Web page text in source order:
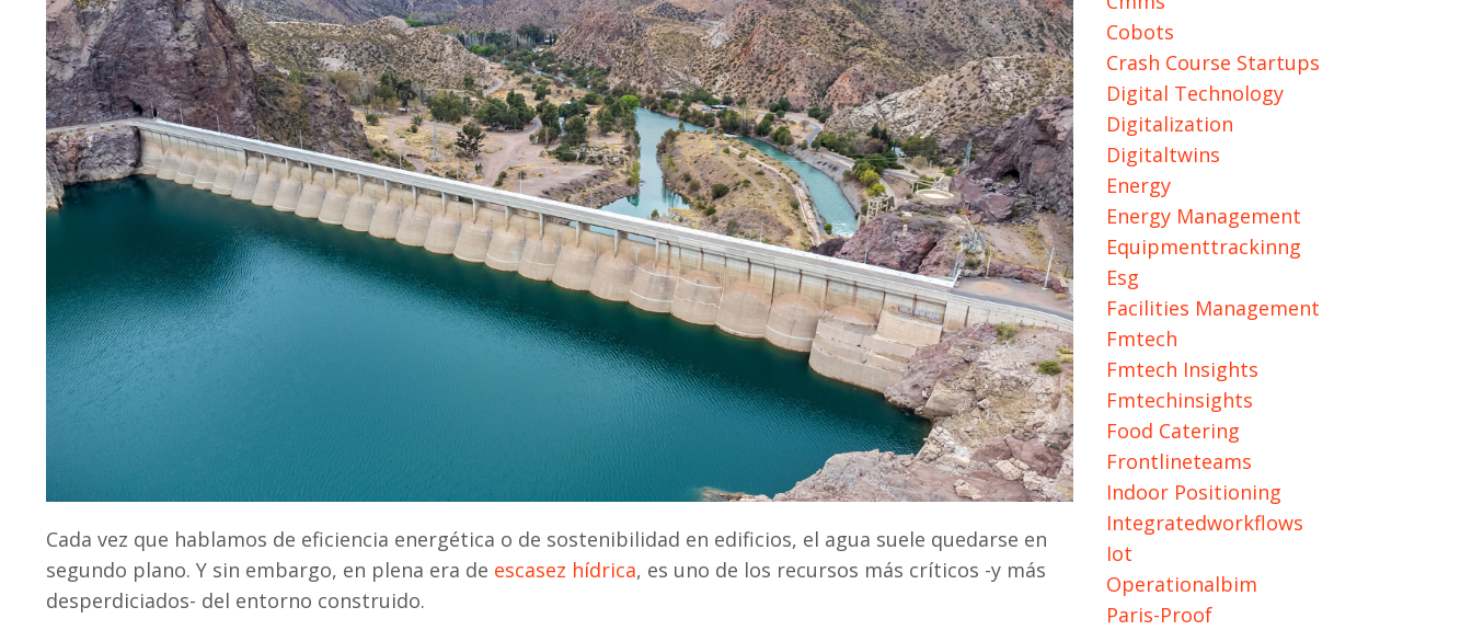
Cada vez que hablamos de eficiencia energética o de sostenibilidad en edificios, el agua suele quedarse en
segundo plano. Y sin embargo, en plena era de escasez hídrica, es uno de los recursos más críticos -y más
desperdiciados- del entorno construido.
Cobots
Crash Course Startups
Digital Technology
Digitalization
Digitaltwins
Energy
Energy Management
Equipmenttrackinng
Esg
Facilities Management
Fmtech
Fmtech Insights
Fmtechinsights
Food Catering
Frontlineteams
Indoor Positioning
Integratedworkflows
Iot
Operationalbim
Paris-Proof